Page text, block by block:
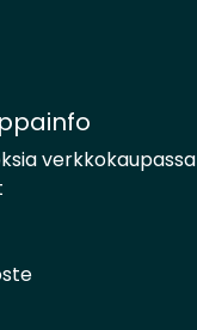
verkkokaupassa